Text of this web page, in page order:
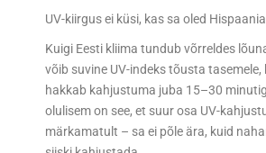
UV-kiirgus ei küsi, kas sa oled
Kuigi Eesti kliima tundub võrreldes
võib suvine UV-indeks tõusta tasemele,
hakkab kahjustuma juba 15–30
olulisem on see, et suur osa UV-
märkamatult – sa ei põle ära, kuid